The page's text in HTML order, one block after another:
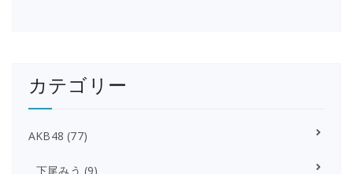
カテゴリー
AKB48 (77)
下尾みう (9)